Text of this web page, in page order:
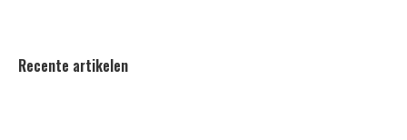
Recente artikelen